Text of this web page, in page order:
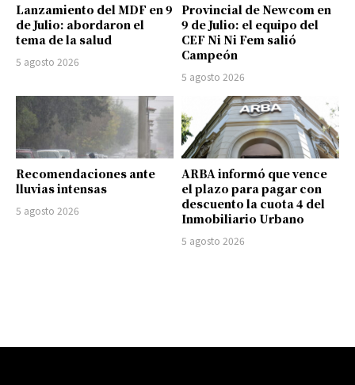
Lanzamiento del MDF en 9
de Julio: abordaron el
tema de la salud
5 agosto 2026
Provincial de Newcom en
9 de Julio: el equipo del
CEF Ni Ni Fem salió
Campeón
5 agosto 2026
Recomendaciones ante
lluvias intensas
5 agosto 2026
ARBA informó que vence
el plazo para pagar con
descuento la cuota 4 del
Inmobiliario Urbano
5 agosto 2026